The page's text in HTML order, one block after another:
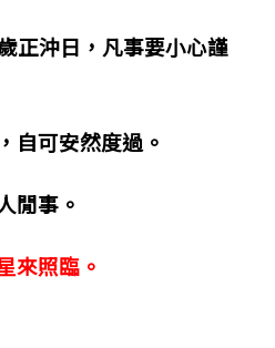
正沖日，凡事要小心謹
自可安然度過。
閒事。
來照臨。